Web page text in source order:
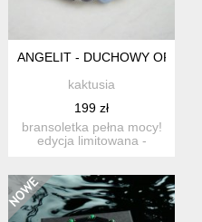
: KRYSZTAŁ GÓRSKI,
ANGELIT - DUCHOWY
kaktusia
199 zł
bransoletka pełna mocy!
edycja limitowana -